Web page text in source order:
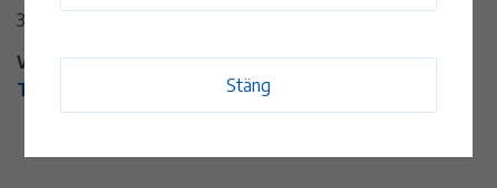
384 72 Timmernabben
Webbplats:
Till arrangörens webbplats
Stäng